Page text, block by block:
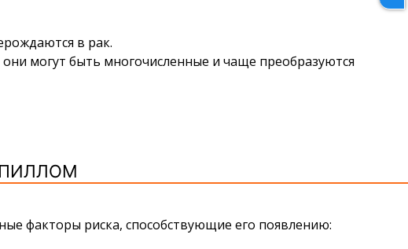
в рак.
могут быть многочисленные и чаще преобразуются
факторы риска, способствующие его появлению: